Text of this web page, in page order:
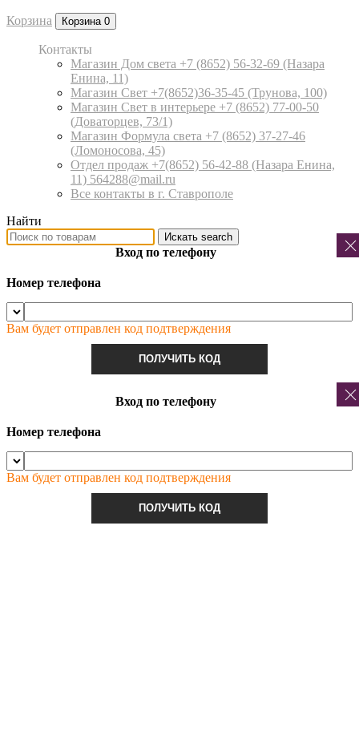
Корзина Корзина 0
Контакты
Магазин Дом света +7 (8652) 56-32-69 (Назара
Енина, 11)
Магазин Свет +7(8652)36-35-45 (Трунова, 100)
Магазин Свет в интерьере +7 (8652) 77-00-50
(Доваторцев, 73/1)
Магазин Формула света +7 (8652) 37-27-46
(Ломоносова, 45)
Отдел продаж +7(8652) 56-42-88 (Назара Енина,
11) 564288@mail.ru
Все контакты в г. Ставрополе
Найти
Искать search
Вход по телефону
Номер телефона
Вам будет отправлен код подтверждения
ПОЛУЧИТЬ КОД
Вход по телефону
Номер телефона
Вам будет отправлен код подтверждения
ПОЛУЧИТЬ КОД